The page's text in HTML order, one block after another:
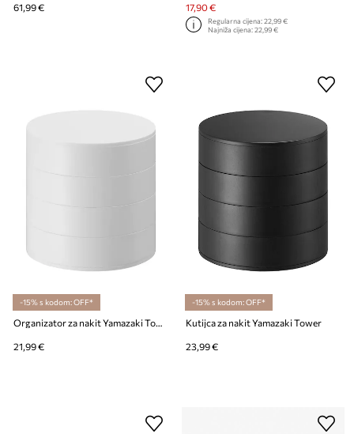
61,99 € 17,90 €
Regularna cijena:22,99 €
Najniža cijena:22,99 €
-15% s kodom: OFF*
21,99 €
-15% s kodom: OFF*
Kutijca za nakit Yamazaki Tower
23,99 €